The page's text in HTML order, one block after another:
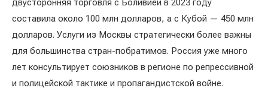
двусторонняя торговля с Боливией в 2023 году
составила около 100 млн долларов, а с Кубой — 450 млн
долларов. Услуги из Москвы стратегически более важны
для большинства стран-побратимов. Россия уже много
лет консультирует союзников в регионе по репрессивной
и полицейской тактике и пропагандистской войне.